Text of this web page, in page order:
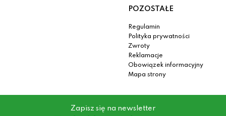
POZOSTAŁE
Regulamin
Polityka prywatności
Zwroty
Reklamacje
Obowiązek informacyjny
Mapa strony
Zapisz się na newsletter